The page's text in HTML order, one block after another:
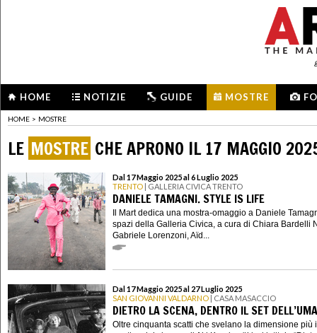
HOME NOTIZIE GUIDE MOSTRE
HOME > MOSTRE
LE MOSTRE CHE APRONO IL 17 MAGGIO
Dal 17 Maggio 2025 al 6 Luglio 2025
TRENTO | GALLERIA CIVICA TRENTO
DANIELE TAMAGNI. STYLE IS LIFE
Il Mart dedica una mostra-omaggio a Daniele
spazi della Galleria Civica, a cura di Chiara Bardelli
Gabriele Lorenzoni, Aïd...
Dal 17 Maggio 2025 al 27 Luglio 2025
SAN GIOVANNI VALDARNO | CASA MASACCIO
DIETRO LA SCENA, DENTRO IL SET
Oltre cinquanta scatti che svelano la dimensione più